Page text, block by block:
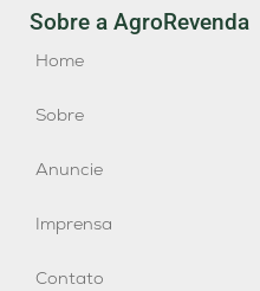
Sobre a AgroRevenda
Home
Sobre
Anuncie
Imprensa
Contato